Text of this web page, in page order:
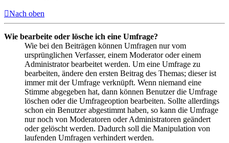
Nach oben
Wie bearbeite oder lösche ich eine Umfrage?
Wie bei den Beiträgen können Umfragen nur vom
ursprünglichen Verfasser, einem Moderator oder einem
Administrator bearbeitet werden. Um eine Umfrage zu
bearbeiten, ändere den ersten Beitrag des Themas; dieser ist
immer mit der Umfrage verknüpft. Wenn niemand eine
Stimme abgegeben hat, dann können Benutzer die Umfrage
löschen oder die Umfrageoption bearbeiten. Sollte allerdings
schon ein Benutzer abgestimmt haben, so kann die Umfrage
nur noch von Moderatoren oder Administratoren geändert
oder gelöscht werden. Dadurch soll die Manipulation von
laufenden Umfragen verhindert werden.